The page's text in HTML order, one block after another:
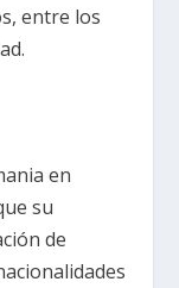
entre los
en
su
de